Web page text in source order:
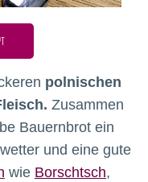
polnischen
Zusammen
Bauernbrot ein
und eine gute
wie Borschtsch,